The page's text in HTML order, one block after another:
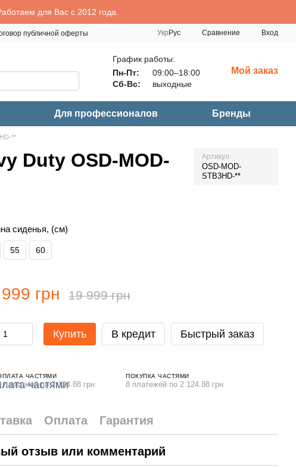
для Вас с 2012 года.
публичной оферты
Укр Рус Сравнение Вход
График работы:
Пн-Пт:
09:00–18:00
Сб-Вс:
выходные
Мой заказ
Для профессионалов Бренды
**
Duty OSD-MOD-
Артикул
OSD-MOD-
STB3HD-**
сиденья, (см)
55 60
грн 19 999 грн
Купить В кредит Быстрый заказ
ЧАСТЯМИ
платежей по 2 124.88 грн
ПОКУПКА ЧАСТЯМИ
8 платежей по 2 124.88 грн
Оплата Гарантия
отзыв или комментарий